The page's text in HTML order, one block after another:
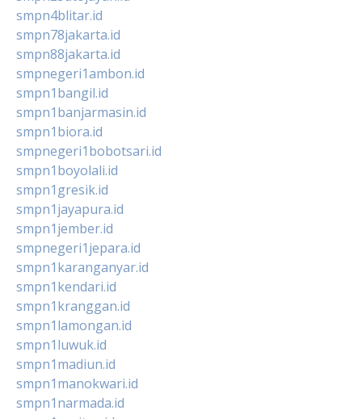
smpn4blitar.id
smpn78jakarta.id
smpn88jakarta.id
smpnegeri1ambon.id
smpn1bangil.id
smpn1banjarmasin.id
smpn1biora.id
smpnegeri1bobotsari.id
smpn1boyolali.id
smpn1gresik.id
smpn1jayapura.id
smpn1jember.id
smpnegeri1jepara.id
smpn1karanganyar.id
smpn1kendari.id
smpn1kranggan.id
smpn1lamongan.id
smpn1luwuk.id
smpn1madiun.id
smpn1manokwari.id
smpn1narmada.id